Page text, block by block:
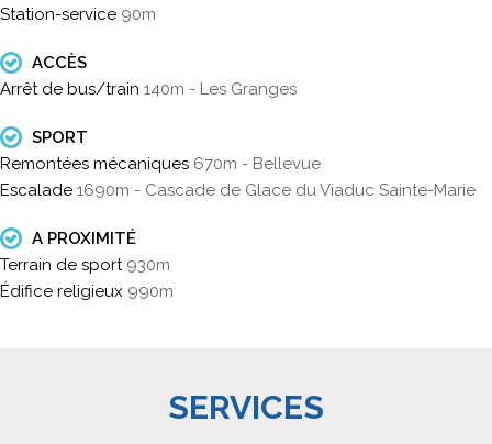
Station-service 90m
ACCÈS
Arrêt de bus/train 140m - Les Granges
SPORT
Remontées mécaniques 670m - Bellevue
Escalade 1690m - Cascade de Glace du Viaduc Sainte-Marie
A PROXIMITÉ
Terrain de sport 930m
Édifice religieux 990m
SERVICES